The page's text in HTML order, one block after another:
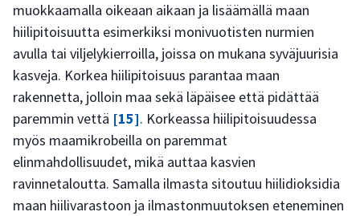
muokkaamalla oikeaan aikaan ja lisäämällä maan
hiilipitoisuutta esimerkiksi monivuotisten nurmien
avulla tai viljelykierroilla, joissa on mukana syväjuurisia
kasveja. Korkea hiilipitoisuus parantaa maan
rakennetta, jolloin maa sekä läpäisee että pidättää
paremmin vettä [15]. Korkeassa hiilipitoisuudessa
myös maamikrobeilla on paremmat
elinmahdollisuudet, mikä auttaa kasvien
ravinnetaloutta. Samalla ilmasta sitoutuu hiilidioksidia
maan hiilivarastoon ja ilmastonmuutoksen eteneminen